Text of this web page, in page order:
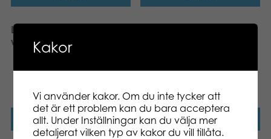
Lumo Get Well Pink Bear
with thermometer
Läs mer
har utgått ur vårt
sortiment.
Läs mer
Kakor
Vi använder kakor. Om du inte tycker att
det är ett problem kan du bara acceptera
allt. Under Inställningar kan du välja mer
detaljerat vilken typ av kakor du vill tillåta.